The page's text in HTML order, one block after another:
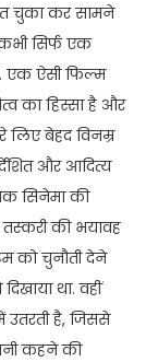
चुका कर सामने
सिर्फ एक
एक ऐसी फिल्म
का हिस्सा है और
लिए बेहद विनम्र
और आदित्य
सिनेमा की
तस्करी की भयावह
को चुनौती देने
था. वहीं
उतरती है, जिससे
कहने की